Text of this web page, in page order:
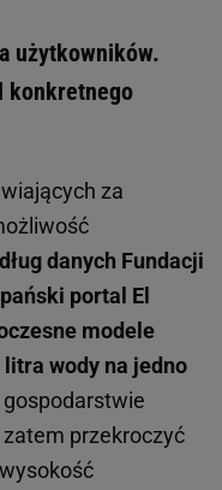
użytkowników.
konkretnego
za
danych Fundacji
portal El
modele
litra wody na jedno
przekroczyć